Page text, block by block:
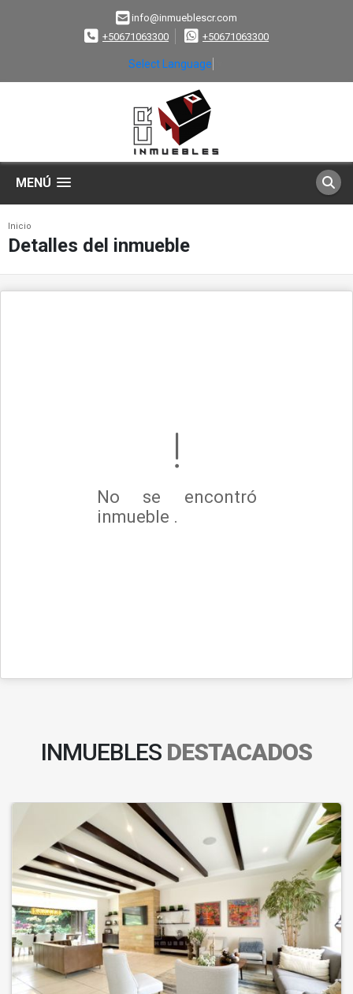
info@inmueblescr.com
+50671063300
+50671063300
Select Language
MENÚ
Inicio
Detalles del inmueble
No se encontró
inmueble .
INMUEBLES DESTACADOS